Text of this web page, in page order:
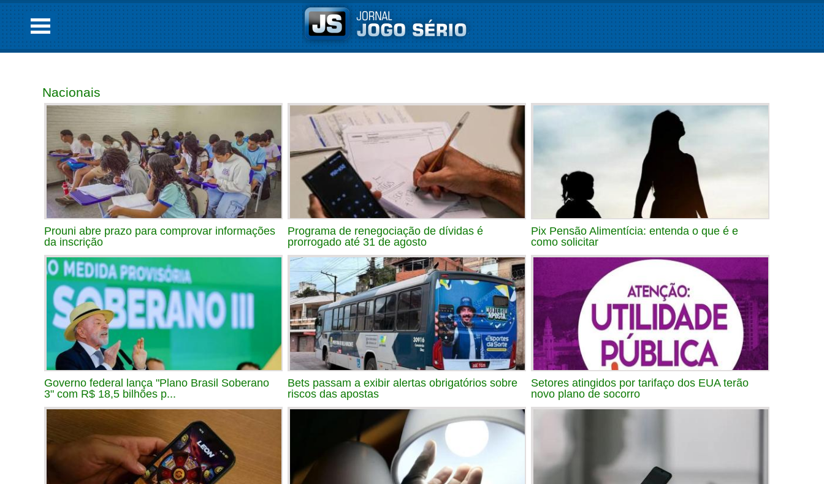
Nacionais
Prouni abre prazo para comprovar informações
da inscrição
Programa de renegociação de dívidas é
prorrogado até 31 de agosto
Pix Pensão Alimentícia: entenda o que é e
como solicitar
Governo federal lança "Plano Brasil Soberano
3" com R$ 18,5 bilhões p...
Bets passam a exibir alertas obrigatórios sobre
riscos das apostas
Setores atingidos por tarifaço dos EUA terão
novo plano de socorro